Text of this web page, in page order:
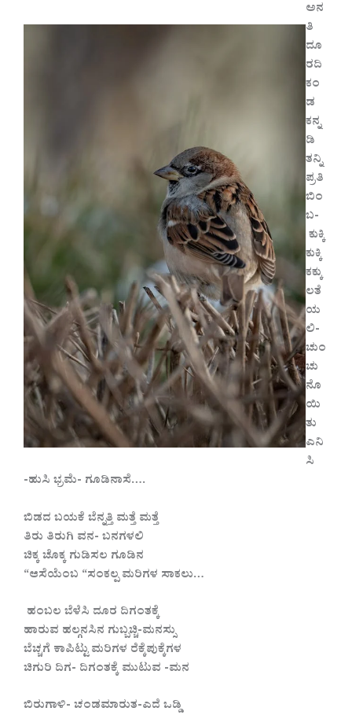
ಅನ
ತಿ
ದೂ
ರದಿ
ಕಂ
ಡ
ಕನ್ನ
ಡಿ
ತನ್ನಿ‌
ಪ್ರತಿ
ಬಿಂ
ಬ-
ಕುಕ್ಕಿ
ಕುಕ್ಕಿ
ಕಕ್ಕು
ಲತೆ
ಯ
ಲಿ-
ಚುಂ
ಚು
ನೊ
ಯಿ
ತು
ಎನಿ
ಸಿ
-ಹುಸಿ ಭ್ರಮೆ- ಗೂಡಿನಾಸೆ….
ಬಿಡದ ಬಯಕೆ ಬೆನ್ನತ್ತಿ ಮತ್ತೆ ಮತ್ತೆ
ತಿರು ತಿರುಗಿ ವನ- ಬನಗಳಲಿ
ಚಿಕ್ಕ ಚೊಕ್ಕ ಗುಡಿಸಲ ಗೂಡಿನ
“ಆಸೆಯೆಂಬ “ಸಂಕಲ್ಪ ಮರಿಗಳ ಸಾಕಲು…
ಹಂಬಲ ಬೆಳೆಸಿ ದೂರ ದಿಗಂತಕ್ಕೆ
ಹಾರುವ ಹಲ್ಗನಸಿನ ಗುಬ್ಬಚ್ಚಿ-ಮನಸ್ಸು
ಬೆಚ್ಚಗೆ ಕಾಪಿಟ್ಟು ಮರಿಗಳ ರೆಕ್ಕೆಪುಕ್ಕೆಗಳ
ಚಿಗುರಿ ದಿಗ- ದಿಗಂತಕ್ಕೆ ಮುಟುವ -ಮನ
ಬಿರುಗಾಳಿ- ಚಂಡಮಾರುತ-ಎದೆ ಒಡ್ಡಿ